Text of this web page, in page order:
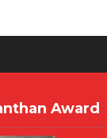
Award